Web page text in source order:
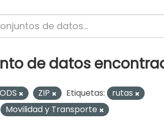
de datos
ODS ZIP Etiquetas:
rutas
Movilidad y Transporte